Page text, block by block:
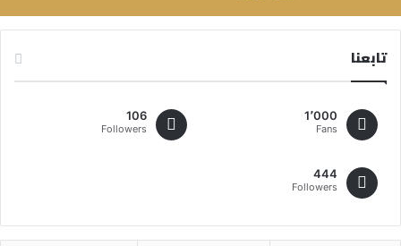
تابعنا
1٬000
Fans
106
Followers
444
Followers